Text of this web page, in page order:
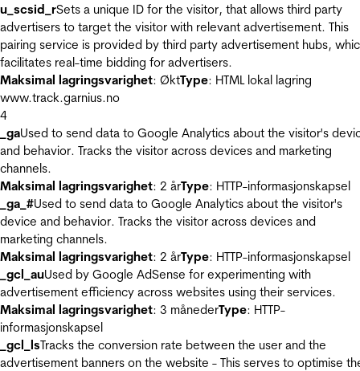
u_scsid_rSets a unique ID for the visitor, that allows third party
advertisers to target the visitor with relevant advertisement. This
pairing service is provided by third party advertisement hubs,
facilitates real-time bidding for advertisers.
Maksimal lagringsvarighet: ØktType: HTML lokal lagring
www.track.garnius.no
4
_gaUsed to send data to Google Analytics about the visitor's
and behavior. Tracks the visitor across devices and marketing
channels.
Maksimal lagringsvarighet: 2 årType: HTTP-informasjonskapsel
_ga_#Used to send data to Google Analytics about the visitor's
device and behavior. Tracks the visitor across devices and
marketing channels.
Maksimal lagringsvarighet: 2 årType: HTTP-informasjonskapsel
_gcl_auUsed by Google AdSense for experimenting with
advertisement efficiency across websites using their services.
Maksimal lagringsvarighet: 3 månederType: HTTP-
informasjonskapsel
_gcl_lsTracks the conversion rate between the user and the
advertisement banners on the website - This serves to optimise